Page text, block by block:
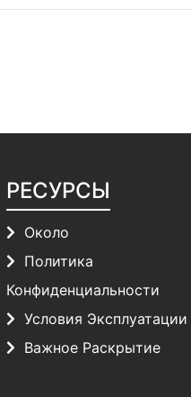
РЕСУРСЫ
Около
Политика
Конфиденциальности
Условия Эксплуатации
Важное Раскрытие